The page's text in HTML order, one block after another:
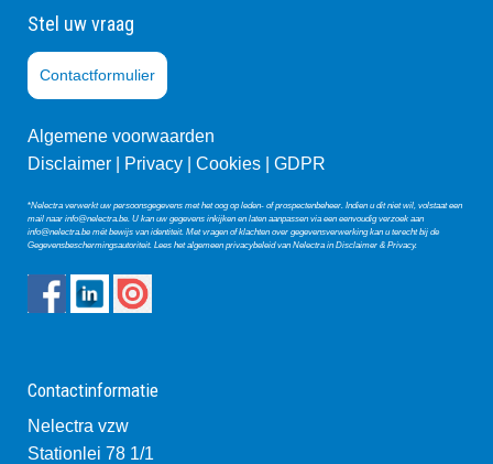
Stel uw vraag
Contactformulier
Algemene voorwaarden
Disclaimer |
Privacy Cookies GDPR
*Nelectra verwerkt uw persoonsgegevens met het oog op leden- of prospectenbeheer. Indien u dit niet wil, volstaat een
mail naar info@nelectra.be. U kan uw gegevens inkijken en laten aanpassen via een eenvoudig verzoek aan
info@nelectra.bemét bewijs van identiteit. Met vragen of klachten over gegevensverwerking kan u terecht bij de
Gegevensbeschermingsautoriteit. Lees het algemeen privacybeleid van Nelectra in Disclaimer & Privacy.
Contactinformatie
Nelectra vzw
Stationlei 78 1/1